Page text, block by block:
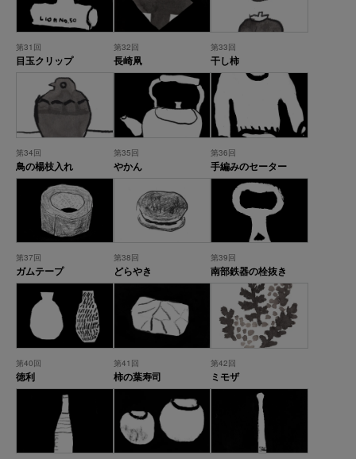
第31回
目玉クリップ
第32回
長崎凧
第33回
干し柿
第34回
鳥の楊枝入れ
第35回
やかん
第36回
手編みのセーター
第37回
ガムテープ
第38回
どらやき
第39回
南部鉄器の栓抜き
第40回
徳利
第41回
柿の葉寿司
第42回
ミモザ